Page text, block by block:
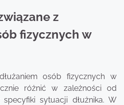
z
fizycznych w
osób fizycznych w
różnić w zależności od
sytuacji dłużnika. W